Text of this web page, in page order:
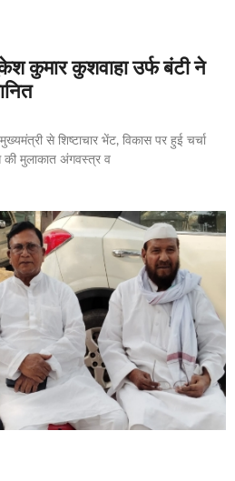
कुमार कुशवाहा उर्फ बंटी ने
से शिष्टाचार भेंट, विकास पर हुई चर्चा
की मुलाकात अंगवस्त्र व